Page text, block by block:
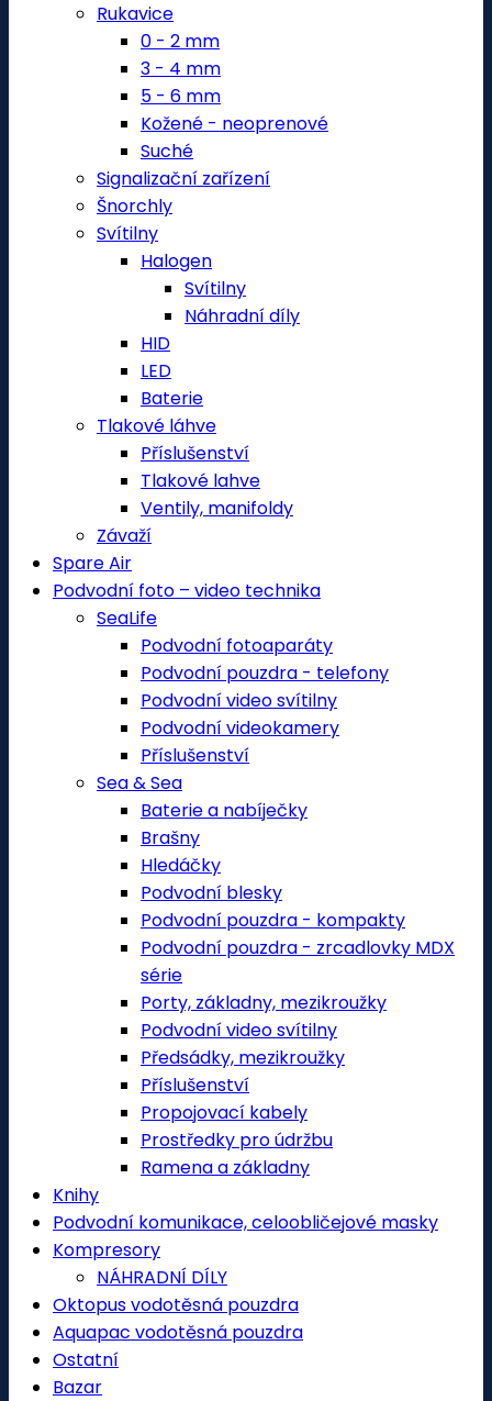
Rukavice
0 - 2 mm
3 - 4 mm
5 - 6 mm
Kožené - neoprenové
Suché
Signalizační zařízení
Šnorchly
Svítilny
Halogen
Svítilny
Náhradní díly
HID
LED
Baterie
Tlakové láhve
Příslušenství
Tlakové lahve
Ventily, manifoldy
Závaží
Spare Air
Podvodní foto – video technika
SeaLife
Podvodní fotoaparáty
Podvodní pouzdra - telefony
Podvodní video svítilny
Podvodní videokamery
Příslušenství
Sea & Sea
Baterie a nabíječky
Brašny
Hledáčky
Podvodní blesky
Podvodní pouzdra - kompakty
Podvodní pouzdra - zrcadlovky MDX
série
Porty, základny, mezikroužky
Podvodní video svítilny
Předsádky, mezikroužky
Příslušenství
Propojovací kabely
Prostředky pro údržbu
Ramena a základny
Knihy
Podvodní komunikace, celoobličejové masky
Kompresory
NÁHRADNÍ DÍLY
Oktopus vodotěsná pouzdra
Aquapac vodotěsná pouzdra
Ostatní
Bazar